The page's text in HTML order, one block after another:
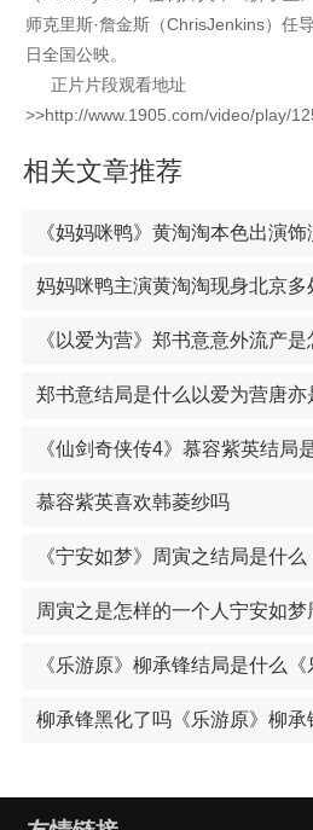
师克里斯·詹金斯（ChrisJenkins）任
日全国公映。
正片片段观看地址
>>http://www.1905.com/video/play/
相关文章推荐
慕容紫英喜欢韩菱纱吗